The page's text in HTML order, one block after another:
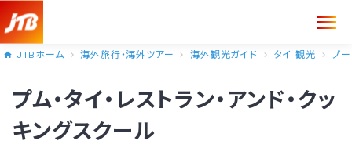
JTBホーム 海外旅行・海外ツアー 海外観光ガイド タイ 観光 プ
プム・タイ・レストラン・アンド・クッ
キングスクール